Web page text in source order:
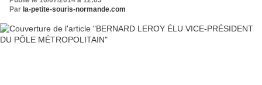
Par la-petite-souris-normande.com